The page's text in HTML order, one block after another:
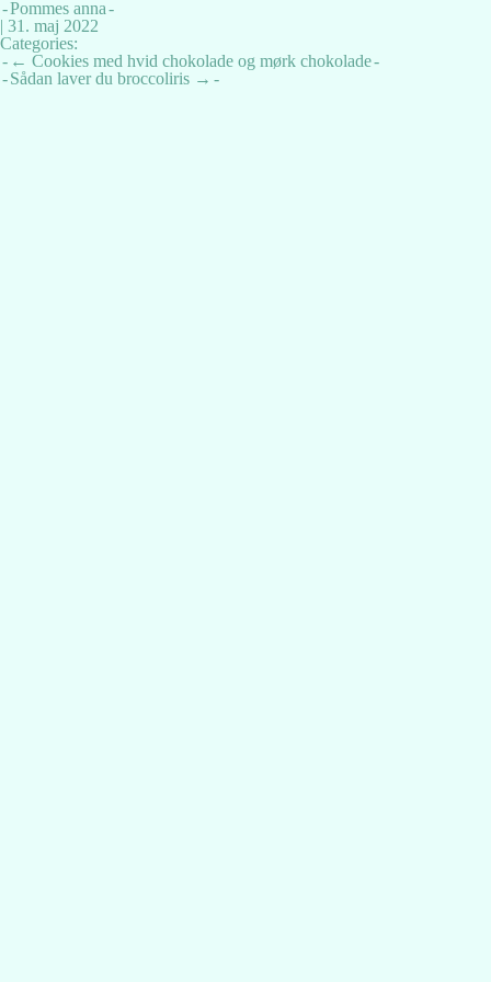
Pommes anna
| 31. maj 2022
Categories:
Indlægsnavigation
← Cookies med hvid chokolade og mørk chokolade
Sådan laver du broccoliris →